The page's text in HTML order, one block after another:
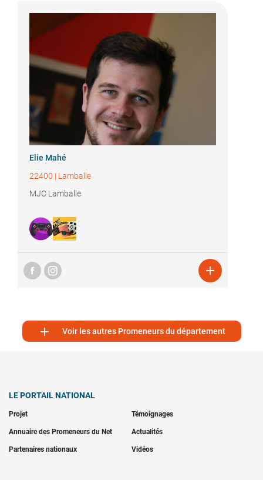
Elie Mahé
22400 | Lamballe
MJC Lamballe

 Voir les autres Promeneurs du département
LE PORTAIL NATIONAL
Projet Témoignages
Annuaire des Promeneurs du Net Actualités
Partenaires nationaux Vidéos